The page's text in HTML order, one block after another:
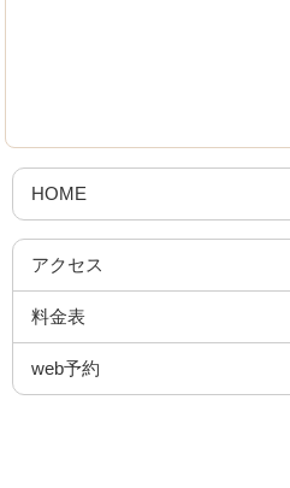
HOME
アクセス
料金表
web予約